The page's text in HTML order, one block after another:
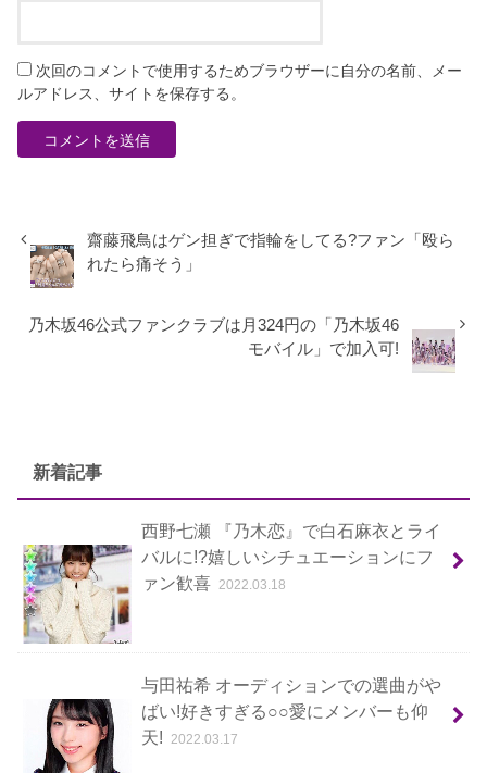
次回のコメントで使用するためブラウザーに自分の名前、メー
ルアドレス、サイトを保存する。
齋藤飛鳥はゲン担ぎで指輪をしてる?ファン「殴ら
れたら痛そう」
乃木坂46公式ファンクラブは月324円の「乃木坂46
モバイル」で加入可!
新着記事
西野七瀬 『乃木恋』で白石麻衣とライ
バルに!?嬉しいシチュエーションにフ
ァン歓喜 2022.03.18
与田祐希 オーディションでの選曲がや
ばい!好きすぎる○○愛にメンバーも仰
天!
2022.03.17